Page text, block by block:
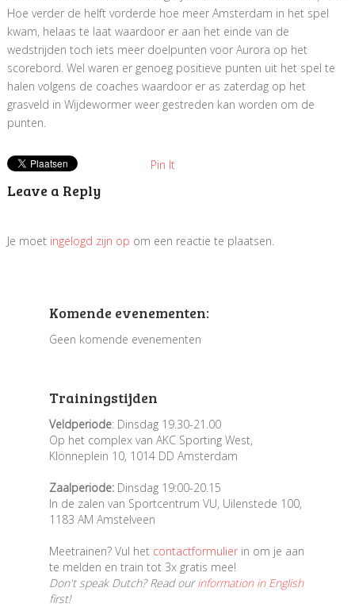
Hoe verder de helft vorderde hoe meer Amsterdam in het spel
kwam, helaas te laat waardoor er aan het einde van de
wedstrijden toch iets meer doelpunten voor Aurora op het
scorebord. Wel waren er genoeg positieve punten uit het spel te
halen volgens de coaches waardoor er as zaterdag op het
grasveld in Wijdewormer weer gestreden kan worden om de
punten.
Pin It
Leave a Reply
Je moet ingelogd zijn op om een reactie te plaatsen.
Komende evenementen:
Geen komende evenementen
Trainingstijden
Veldperiode: Dinsdag 19.30-21.00
Op het complex van AKC Sporting West,
Klönneplein 10, 1014 DD Amsterdam
Zaalperiode:Dinsdag 19:00-20.15
In de zalen van Sportcentrum VU, Uilenstede 100,
1183 AM Amstelveen
Meetrainen? Vul het contactformulierin om je aan
te melden en train tot 3x gratis mee!
Don't speak Dutch? Read ourinformation in English
first!